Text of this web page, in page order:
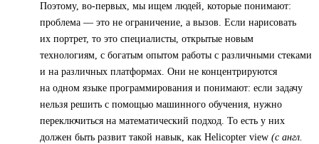
Поэтому, во-первых, мы ищем людей, которые понимают:
проблема — это не ограничение, а вызов. Если нарисовать
их портрет, то это специалисты, открытые новым
технологиям, с богатым опытом работы с различными стеками
и на различных платформах. Они не концентрируются
на одном языке программирования и понимают: если задачу
нельзя решить с помощью машинного обучения, нужно
переключиться на математический подход. То есть у них
должен быть развит такой навык, как Helicopter view (с англ.